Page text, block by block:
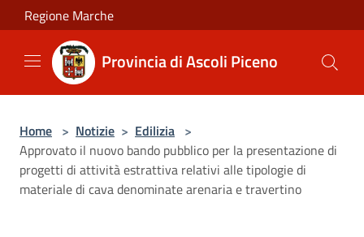
Salta al contenuto principale
Regione Marche
Provincia di Ascoli Piceno
Home > Notizie > Edilizia >
Approvato il nuovo bando pubblico per la presentazione di
progetti di attività estrattiva relativi alle tipologie di
materiale di cava denominate arenaria e travertino